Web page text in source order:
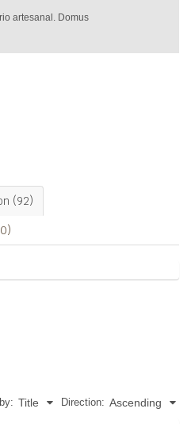
artesanal. Domus
(92)
Title Direction: Ascending